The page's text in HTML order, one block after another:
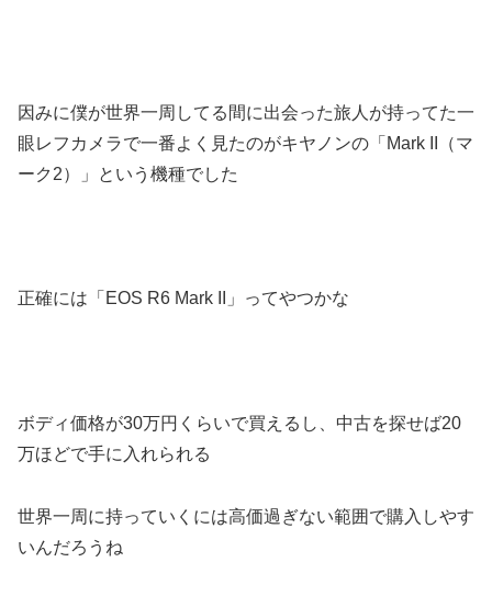
因みに僕が世界一周してる間に出会った旅人が持ってた一
眼レフカメラで一番よく見たのがキヤノンの「Mark II（マ
ーク2）」という機種でした
正確には「EOS R6 Mark II」ってやつかな
ボディ価格が30万円くらいで買えるし、中古を探せば20
万ほどで手に入れられる
世界一周に持っていくには高価過ぎない範囲で購入しやす
いんだろうね